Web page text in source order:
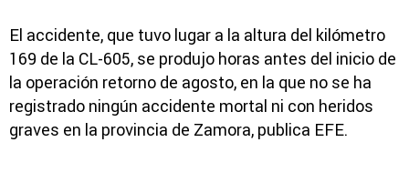
El accidente, que tuvo lugar a la altura del kilómetro
169 de la CL-605, se produjo horas antes del inicio de
la operación retorno de agosto, en la que no se ha
registrado ningún accidente mortal ni con heridos
graves en la provincia de Zamora, publica EFE.